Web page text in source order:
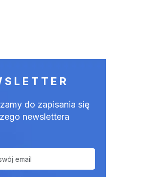
do zapisania się
newslettera